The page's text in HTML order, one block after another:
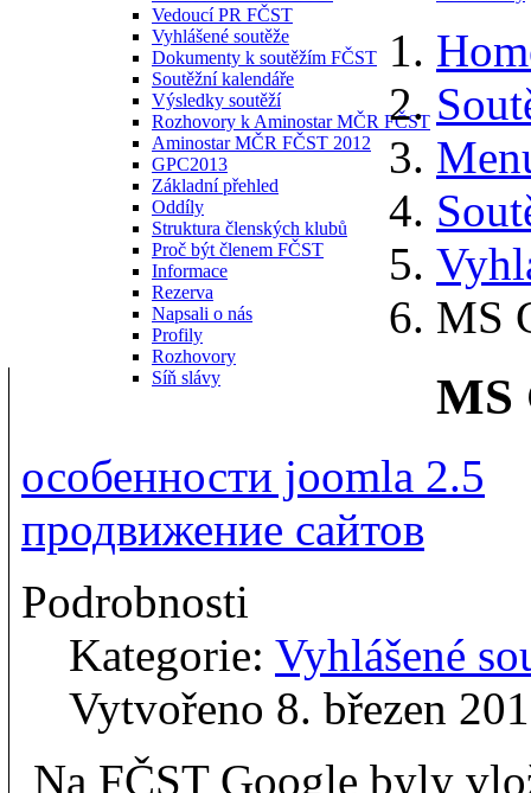
Vedoucí PR FČST
Vyhlášené soutěže
Dokumenty k soutěžím FČST
Soutěžní kalendáře
Výsledky soutěží
Rozhovory k Aminostar MČR FČST
Aminostar MČR FČST 2012
GPC2013
Základní přehled
Oddíly
Struktura členských klubů
Proč být členem FČST
Informace
Rezerva
Napsali o nás
Profily
Rozhovory
Síň slávy
MS
MS
особенности joomla 2.5
продвижение сайтов
Podrobnosti
Kategorie: Vyhlášené
Vytvořeno 8. březen
Na FČST Google byly